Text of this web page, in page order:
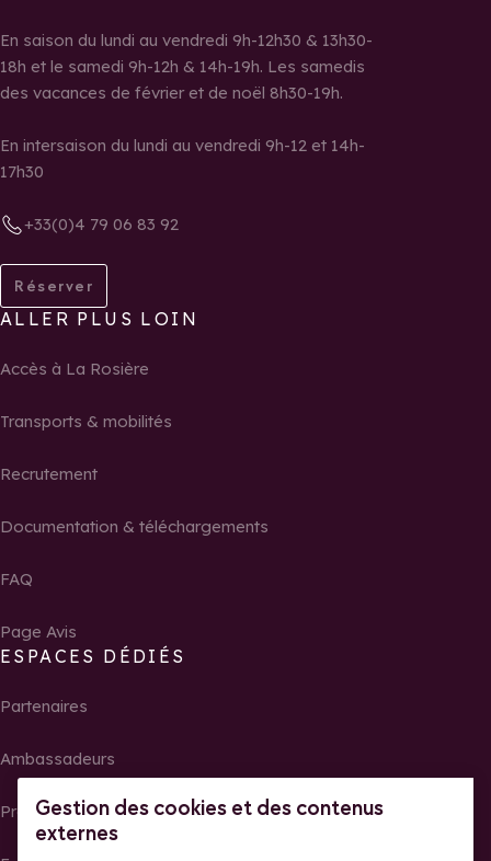
Gestion des cookies et des contenus
externes
En saison du lundi au vendredi 9h-12h30 & 13h30-
18h et le samedi 9h-12h & 14h-19h. Les samedis
des vacances de février et de noël 8h30-19h.
En intersaison du lundi au vendredi 9h-12 et 14h-
17h30
+33(0)4 79 06 83 92
Réserver
ALLER PLUS LOIN
Accès à La Rosière
Transports & mobilités
Recrutement
Documentation & téléchargements
FAQ
Page Avis
ESPACES DÉDIÉS
Partenaires
Ambassadeurs
Propriétaires